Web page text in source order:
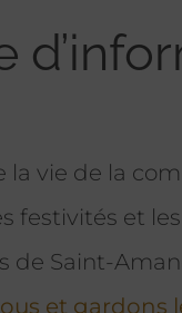
la vie de la
festivités et
de Saint-
et gardons